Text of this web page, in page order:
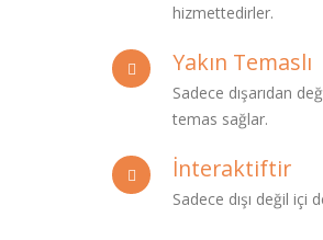
hizmettedirler.
Yakın Temaslı
Sadece dışarıdan
temas sağlar.
İnteraktiftir
Sadece dışı değil